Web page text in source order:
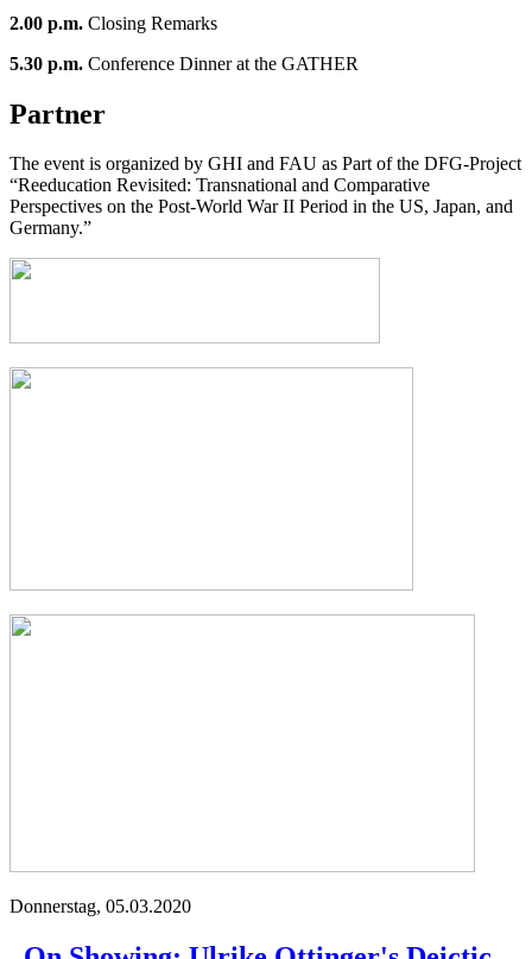
2.00 p.m. Closing Remarks
5.30 p.m. Conference Dinner at the GATHER
Partner
The event is organized by GHI and FAU as Part of the DFG-Project
“Reeducation Revisited: Transnational and Comparative
Perspectives on the Post-World War II Period in the US, Japan, and
Germany.”
Donnerstag, 05.03.2020